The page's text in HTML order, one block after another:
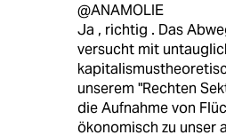
@ANAMOLIE
Ja , richtig . Das
versucht mit
unserem "Rechten
die Aufnahme von
ökonomisch zu unser